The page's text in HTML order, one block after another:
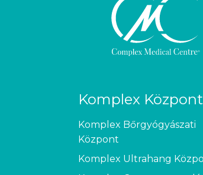
Komplex
Komplex Bőrgyógyászati
Központ
Komplex Ultrahang